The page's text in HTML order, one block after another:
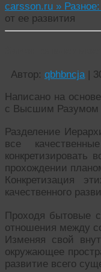
carsson.ru »
от ее развития
Автор: qbhbncja |
Написано на
с Высшим Разумом
Разделение
все
конкретизировать
прохождении
Конкретизация
качественного
Проходя бытовые
отношения между
Изменяя свой
окружающее
развитие всего